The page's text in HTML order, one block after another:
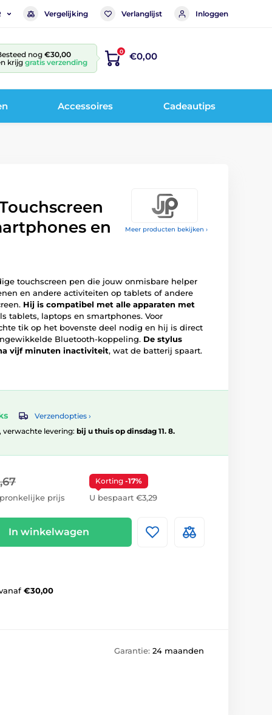
Vergelijking Verlanglijst Inloggen
nog €30,00
krijg gratis verzending
0 €0,00
Accessoires Cadeautips
Meer producten bekijken ›
en
touchscreen pen die jouw onmisbare helper
en andere activiteiten op tablets of andere
Hij is compatibel met alle apparaten met
tablets, laptops en smartphones. Voor
tik op het bovenste deel nodig en hij is direct
Bluetooth-koppeling. De stylus
vijf minuten inactiviteit, wat de batterij spaart.
Verzendopties ›
verwachte levering: bij u thuis op dinsdag 11. 8.
prijs
Korting -17%
U bespaart €3,29
In winkelwagen
€30,00
Garantie: 24 maanden